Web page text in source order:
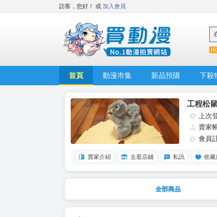
訪客，您好！ 或 加入會員
首頁 動漫市集 新品預購 下殺
工程松
上次
賣家
會員
賣家介紹 去逛店鋪 私訊 收藏
全部商品